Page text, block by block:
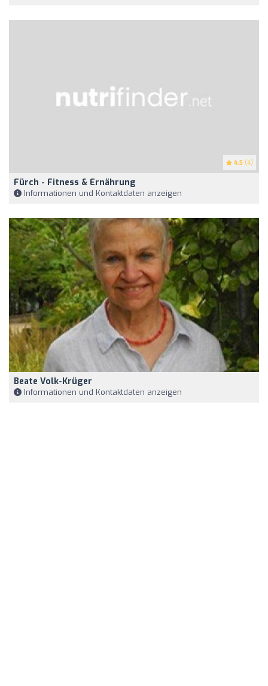
4.5 (4)
Fürch - Fitness & Ernährung
Informationen und Kontaktdaten anzeigen
Beate Volk-Krüger
Informationen und Kontaktdaten anzeigen